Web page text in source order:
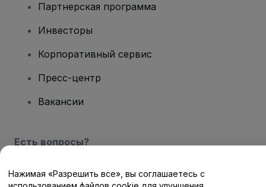
Партнерская программа
Инвесторы
Корпоративный сервис
Пресс-центр
Вакансии
Есть вопросы?
Центр помощи / Свяжитесь с нами
Нажимая «Разрешить все», вы соглашаетесь с